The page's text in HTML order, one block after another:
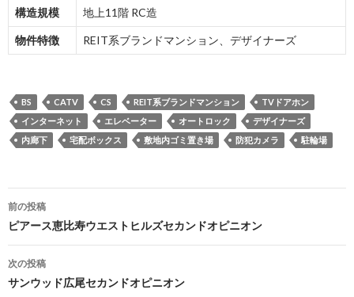
構造規模 地上11階 RC造
物件特徴 REIT系ブランドマンション、デザイナーズ
BS CATV CS REIT系ブランドマンション
TVドアホン
インターネット
エレベーター オートロック
デザイナーズ
内廊下
宅配ボックス 敷地内ゴミ置き場 防犯カメラ 駐輪場
投
稿
ナ
ビ
前の投稿
ピアース恵比寿ウエストヒルズセカンドオピニオン
次の投稿
サンウッド広尾セカンドオピニオン